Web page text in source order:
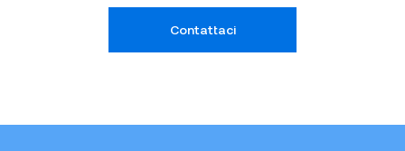
Contattaci